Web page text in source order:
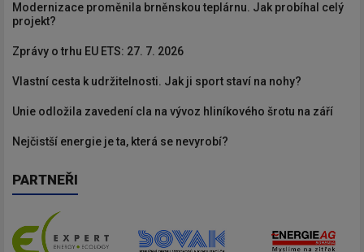
Modernizace proměnila brněnskou teplárnu. Jak probíhal celý
projekt?
Zprávy o trhu EU ETS: 27. 7. 2026
Vlastní cesta k udržitelnosti. Jak ji sport staví na nohy?
Unie odložila zavedení cla na vývoz hliníkového šrotu na září
Nejčistší energie je ta, která se nevyrobí?
PARTNEŘI